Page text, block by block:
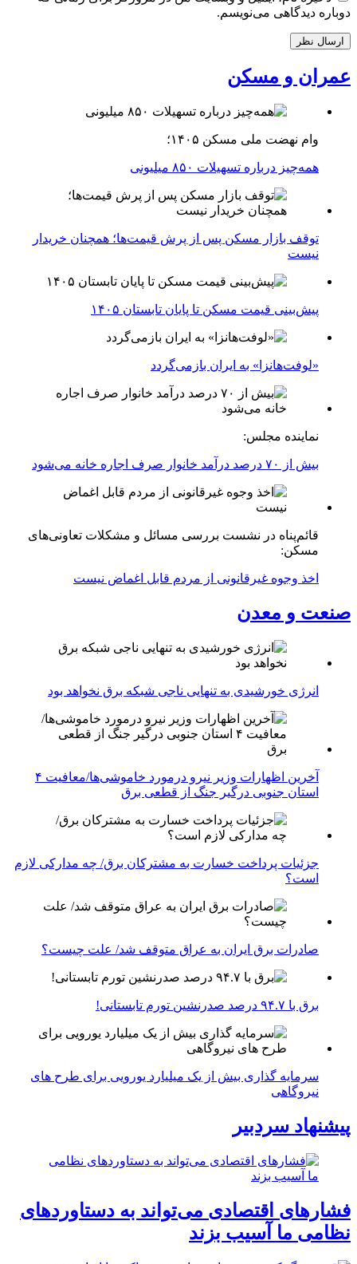
دوباره دیدگاهی می‌نویسم.
عمران و مسکن
وام نهضت ملی مسکن ۱۴۰۵؛
همه‌چیز درباره تسهیلات ۸۵۰ میلیونی
توقف بازار مسکن پس از پرش قیمت‌ها؛ همچنان خریدار
نیست
پیش‌بینی قیمت مسکن تا پایان تابستان ۱۴۰۵
«لوفت‌هانزا» به ایران بازمی‌گردد
نماینده مجلس:
بیش از ۷۰ درصد درآمد خانوار صرف اجاره خانه می‌شود
قائم‌پناه در نشست بررسی مسائل و مشکلات تعاونی‌های
مسکن:
اخذ وجوه غیرقانونی از مردم قابل اغماض نیست
صنعت و معدن
انرژی خورشیدی به تنهایی ناجی شبکه برق نخواهد بود
آخرین اظهارات وزیر نیرو درمورد خاموشی‌ها/معافیت ۴
استان جنوبی درگیر جنگ از قطعی برق
جزئیات پرداخت خسارت به مشترکان برق/ چه مدارکی لازم
است؟
صادرات برق ایران به عراق متوقف شد/ علت چیست؟
برق با ۹۴.۷ درصد صدرنشین تورم تابستانی!
سرمایه گذاری بیش از یک میلیارد یورویی برای طرح های
نیروگاهی
پیشنهاد سردبیر
فشارهای اقتصادی می‌تواند به دستاوردهای
نظامی ما آسیب بزند